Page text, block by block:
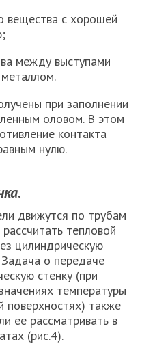
вещества с хорошей
между выступами
при заполнении
оловом. В этом
контакта
нулю.
.
движутся по трубам
тепловой
цилиндрическую
о передаче
стенку (при
температуры
поверхностях) также
ее рассматри­вать в
(рис.4).